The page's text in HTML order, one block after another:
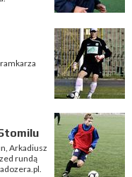
Arkadiusz
rundą